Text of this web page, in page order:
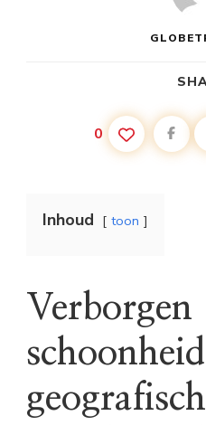
0
Inhoud toon
Verborgen